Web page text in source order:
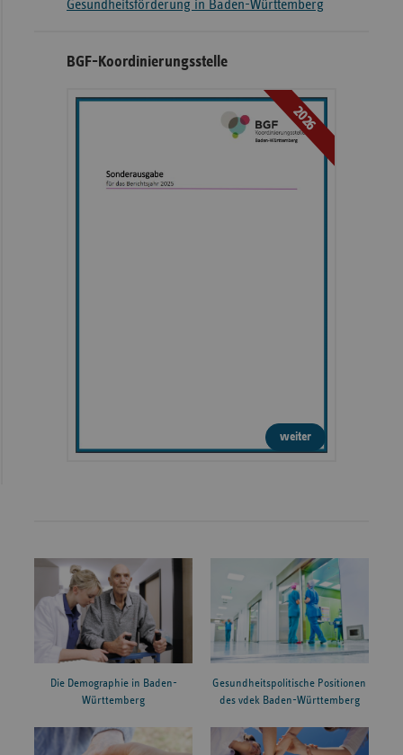
Gesundheitsförderung in Baden-Württemberg
BGF-Koordinierungsstelle
2026
weiter
Die Demographie in Baden-
Württemberg
Gesundheitspolitische Positionen
des vdek Baden-Württemberg